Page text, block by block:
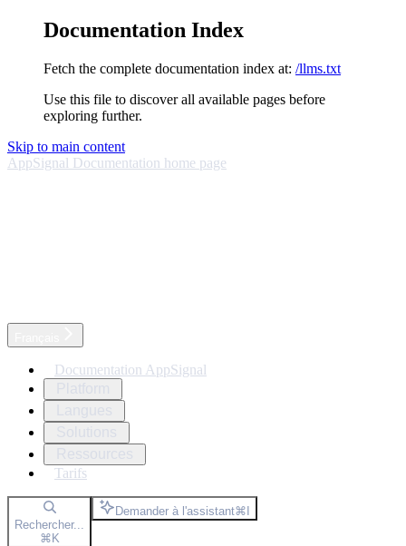
Documentation Index
Fetch the complete documentation index at: /llms.txt
Use this file to discover all available pages before
exploring further.
Skip to main content
AppSignal Documentation home page
Documentation AppSignal
Tarifs
Rechercher...
⌘K
Demander à l'assistant⌘I